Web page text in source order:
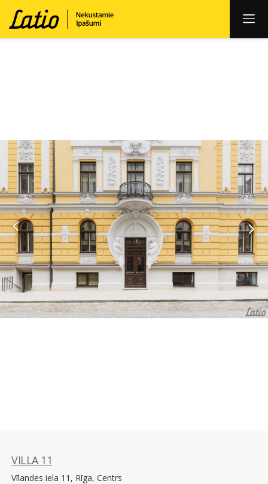
VILLA 11
Vīlandes iela 11, Rīga, Centrs